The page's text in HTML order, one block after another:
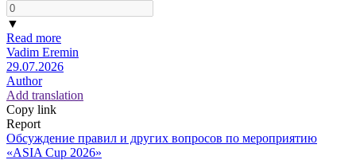
▼
Read more
Vadim Eremin
29.07.2026
Author
Add translation
Copy link
Report
Обсуждение правил и других вопросов по мероприятию
«ASIA Cup 2026»